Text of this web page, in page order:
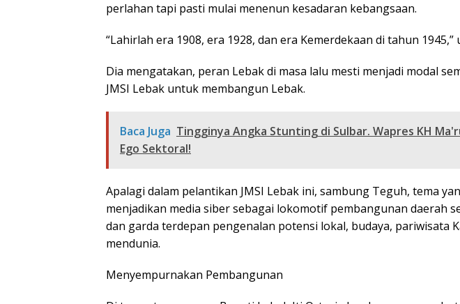
perlahan tapi pasti mulai menenun kesadaran kebangsaan.
“Lahirlah era 1908, era 1928, dan era Kemerdekaan di tahun 1945,”
Dia mengatakan, peran Lebak di masa lalu mesti menjadi modal
JMSI Lebak untuk membangun Lebak.
Baca Juga Tingginya Angka Stunting di Sulbar. Wapres KH
Ego Sektoral!
Apalagi dalam pelantikan JMSI Lebak ini, sambung Teguh, tema
menjadikan media siber sebagai lokomotif pembangunan daerah
dan garda terdepan pengenalan potensi lokal, budaya, pariwisata
mendunia.
Menyempurnakan Pembangunan